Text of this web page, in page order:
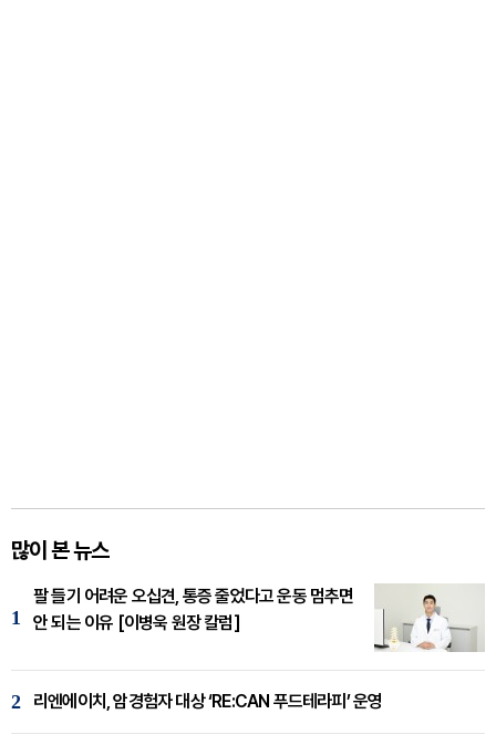
많이 본 뉴스
1
팔 들기 어려운 오십견, 통증 줄었다고 운동 멈추면
안 되는 이유 [이병욱 원장 칼럼]
2 리엔에이치, 암경험자 대상 ‘RE:CAN 푸드테라피’ 운영